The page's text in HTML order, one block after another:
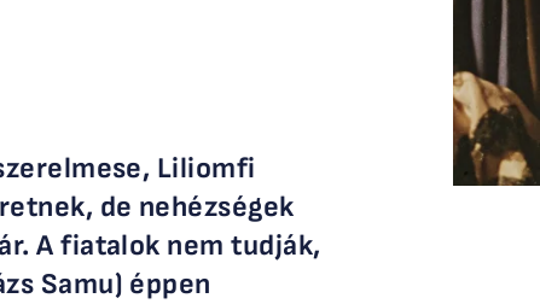
Liliomfi
de nehézségek
A fiatalok nem tudják,
Samu) éppen